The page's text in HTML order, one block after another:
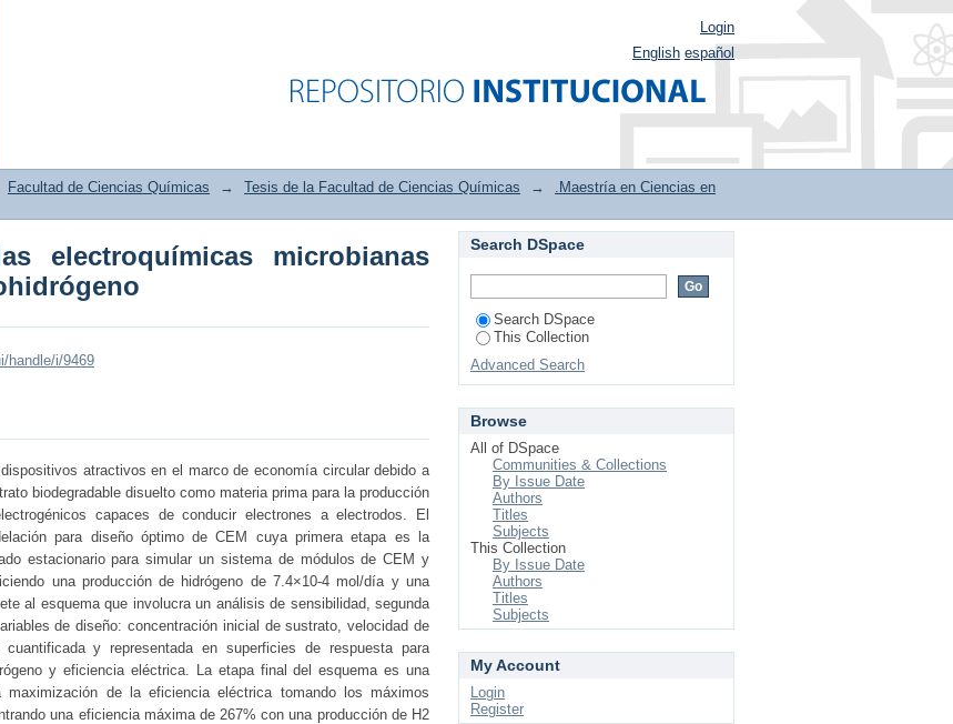
electroquímicas microbianas para la producción de
Login
English español
Facultad de Ciencias Químicas → Tesis de la Facultad de Ciencias Químicas →
.Maestría en Ciencias en
electroquímicas microbianas
handle/i/9469
atractivos en el marco de economía circular debido a
biodegradable disuelto como materia prima para la producción
capaces de conducir electrones a electrodos. El
para diseño óptimo de CEM cuya primera etapa es la
estacionario para simular un sistema de módulos de CEM y
una producción de hidrógeno de 7.4×10-4 mol/día y una
al esquema que involucra un análisis de sensibilidad, segunda
de diseño: concentración inicial de sustrato, velocidad de
y representada en superficies de respuesta para
y eficiencia eléctrica. La etapa final del esquema es una
maximización de la eficiencia eléctrica tomando los máximos
una eficiencia máxima de 267% con una producción de H2
Search DSpace
Search DSpace
This Collection
Advanced Search
Browse
All of DSpace
Communities & Collections
By Issue Date
Authors
Titles
Subjects
This Collection
By Issue Date
Authors
Titles
Subjects
My Account
Login
Register